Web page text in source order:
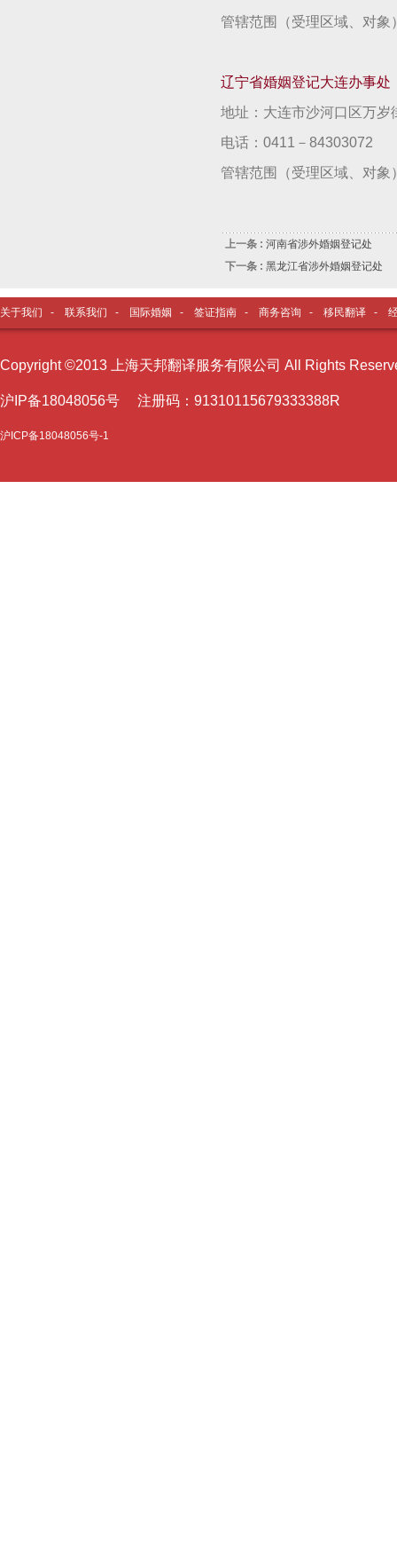
管辖范围（受理区域、对
辽宁省婚姻登记大连办事处
地址：大连市沙河口区万岁
电话：0411－84303072
管辖范围（受理区域、对
上一条 : 河南省涉外婚姻登记处
下一条 : 黑龙江省涉外婚姻登记处
关于我们 - 联系我们 - 国际婚姻 - 签证指南 - 商务咨询 - 移民翻译 -
Copyright ©2013 上海天邦翻译服务有限公司 All Rights
沪I P备18048056号 注册码：91310115679333388R
沪ICP备18048056号-1